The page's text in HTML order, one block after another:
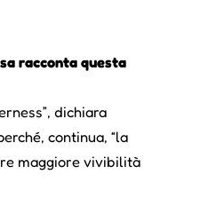
racconta questa
dichiara
continua, “la
maggiore vivibilità